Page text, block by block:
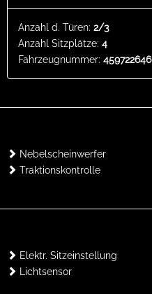
Anzahl d. Türen: 2/3
Anzahl Sitzplätze: 4
Fahrzeugnummer: 459722646
Nebelscheinwerfer
Traktionskontrolle
Elektr. Sitzeinstellung
Lichtsensor